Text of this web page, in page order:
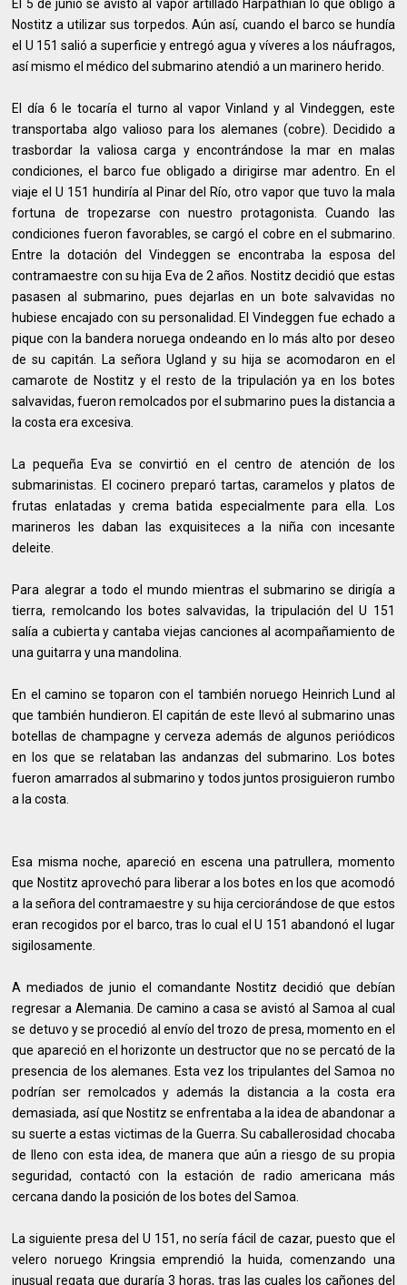
El 5 de junio se avistó al vapor artillado Harpathian lo que obligó a
Nostitz a utilizar sus torpedos. Aún así, cuando el barco se hundía
el U 151 salió a superficie y entregó agua y víveres a los náufragos,
así mismo el médico del submarino atendió a un marinero herido.
El día 6 le tocaría el turno al vapor Vinland y al Vindeggen, este
transportaba algo valioso para los alemanes (cobre). Decidido a
trasbordar la valiosa carga y encontrándose la mar en malas
condiciones, el barco fue obligado a dirigirse mar adentro. En el
viaje el U 151 hundiría al Pinar del Río, otro vapor que tuvo la mala
fortuna de tropezarse con nuestro protagonista. Cuando las
condiciones fueron favorables, se cargó el cobre en el submarino.
Entre la dotación del Vindeggen se encontraba la esposa del
contramaestre con su hija Eva de 2 años. Nostitz decidió que estas
pasasen al submarino, pues dejarlas en un bote salvavidas no
hubiese encajado con su personalidad. El Vindeggen fue echado a
pique con la bandera noruega ondeando en lo más alto por deseo
de su capitán. La señora Ugland y su hija se acomodaron en el
camarote de Nostitz y el resto de la tripulación ya en los botes
salvavidas, fueron remolcados por el submarino pues la distancia a
la costa era excesiva.
La pequeña Eva se convirtió en el centro de atención de los
submarinistas. El cocinero preparó tartas, caramelos y platos de
frutas enlatadas y crema batida especialmente para ella. Los
marineros les daban las exquisiteces a la niña con incesante
deleite.
Para alegrar a todo el mundo mientras el submarino se dirigía a
tierra, remolcando los botes salvavidas, la tripulación del U 151
salía a cubierta y cantaba viejas canciones al acompañamiento de
una guitarra y una mandolina.
En el camino se toparon con el también noruego Heinrich Lund al
que también hundieron. El capitán de este llevó al submarino unas
botellas de champagne y cerveza además de algunos periódicos
en los que se relataban las andanzas del submarino. Los botes
fueron amarrados al submarino y todos juntos prosiguieron rumbo
a la costa.
Esa misma noche, apareció en escena una patrullera, momento
que Nostitz aprovechó para liberar a los botes en los que acomodó
a la señora del contramaestre y su hija cerciorándose de que estos
eran recogidos por el barco, tras lo cual el U 151 abandonó el lugar
sigilosamente.
A mediados de junio el comandante Nostitz decidió que debían
regresar a Alemania. De camino a casa se avistó al Samoa al cual
se detuvo y se procedió al envío del trozo de presa, momento en el
que apareció en el horizonte un destructor que no se percató de la
presencia de los alemanes. Esta vez los tripulantes del Samoa no
podrían ser remolcados y además la distancia a la costa era
demasiada, así que Nostitz se enfrentaba a la idea de abandonar a
su suerte a estas victimas de la Guerra. Su caballerosidad chocaba
de lleno con esta idea, de manera que aún a riesgo de su propia
seguridad, contactó con la estación de radio americana más
cercana dando la posición de los botes del Samoa.
La siguiente presa del U 151, no sería fácil de cazar, puesto que el
velero noruego Kringsia emprendió la huida, comenzando una
inusual regata que duraría 3 horas, tras las cuales los cañones del